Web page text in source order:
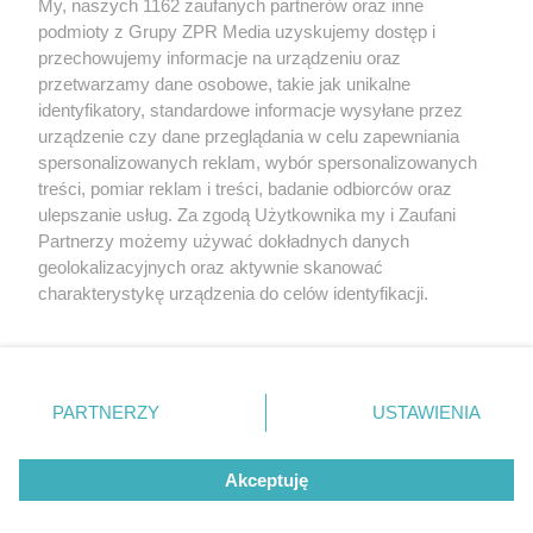
rozpowszechniany lub dalej rozpowszechniany w jakikolwiek sposób
(w tym także elektroniczny lub mechaniczny) na jakimkolwiek polu
eksploatacji w jakiejkolwiek formie, włącznie z umieszczaniem w
Internecie bez pisemnej zgody właściciela praw. Jakiekolwiek użycie
lub wykorzystanie utworów w całości lub w części z naruszeniem
prawa, tzn. bez właściwej zgody, jest zabronione pod groźbą kary i
może być ścigane prawnie.
Nasze serwisy
My, naszych 1162 zaufanych partnerów oraz inne
podmioty z Grupy ZPR Media uzyskujemy dostęp i
przechowujemy informacje na urządzeniu oraz
przetwarzamy dane osobowe, takie jak unikalne
identyfikatory, standardowe informacje wysyłane przez
urządzenie czy dane przeglądania w celu zapewniania
spersonalizowanych reklam, wybór spersonalizowanych
treści, pomiar reklam i treści, badanie odbiorców oraz
ulepszanie usług. Za zgodą Użytkownika my i Zaufani
Partnerzy możemy używać dokładnych danych
geolokalizacyjnych oraz aktywnie skanować
charakterystykę urządzenia do celów identyfikacji.
zmienić/wycofać klikając przycisk ustawień prywatności
znajdujący się w lewym dolnym rogu strony
rodzaje przetwarzania danych nie wymagają zgody
użytkownika, ale masz prawo sprzeciwić się takiemu
przetwarzaniu. Preferencje będą miały zastosowanie tylko
PARTNERZY USTAWIENIA
Akceptuję